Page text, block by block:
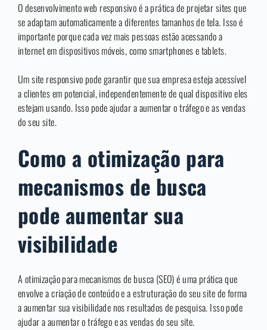
O desenvolvimento web responsivo é a prática de projetar sites que
se adaptam automaticamente a diferentes tamanhos de tela. Isso é
importante porque cada vez mais pessoas estão acessando a
internet em dispositivos móveis, como smartphones e tablets.
Um site responsivo pode garantir que sua empresa esteja acessível
a clientes em potencial, independentemente de qual dispositivo eles
estejam usando. Isso pode ajudar a aumentar o tráfego e as vendas
do seu site.
Como a otimização para
mecanismos de busca
pode aumentar sua
visibilidade
A otimização para mecanismos de busca (SEO) é uma prática que
envolve a criação de conteúdo e a estruturação do seu site de forma
a aumentar sua visibilidade nos resultados de pesquisa. Isso pode
ajudar a aumentar o tráfego e as vendas do seu site.